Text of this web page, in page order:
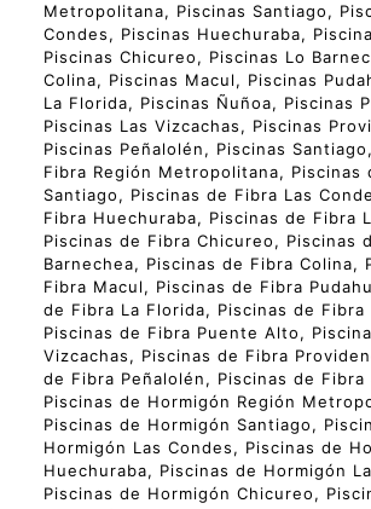
Metropolitana, Piscinas Santiago,
Condes, Piscinas Huechuraba,
Piscinas Chicureo, Piscinas Lo
Colina, Piscinas Macul, Piscinas
La Florida, Piscinas Ñuñoa, Piscinas
Piscinas Las Vizcachas, Piscinas
Piscinas Peñalolén, Piscinas
Fibra Región Metropolitana, Piscinas
Santiago, Piscinas de Fibra Las
Fibra Huechuraba, Piscinas de Fibra
Piscinas de Fibra Chicureo, Piscinas
Barnechea, Piscinas de Fibra Colina,
Fibra Macul, Piscinas de Fibra
de Fibra La Florida, Piscinas de Fibra
Piscinas de Fibra Puente Alto,
Vizcachas, Piscinas de Fibra
de Fibra Peñalolén, Piscinas de Fibra
Piscinas de Hormigón Región
Piscinas de Hormigón Santiago,
Hormigón Las Condes, Piscinas de
Huechuraba, Piscinas de Hormigón
Piscinas de Hormigón Chicureo,